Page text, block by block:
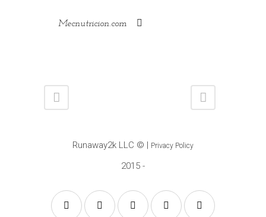
Mecnutricion.com
Runaway2k LLC © | Privacy Policy
2015 -